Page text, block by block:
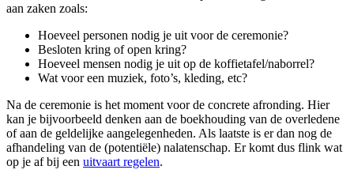
aan zaken zoals:
Hoeveel personen nodig je uit voor de ceremonie?
Besloten kring of open kring?
Hoeveel mensen nodig je uit op de koffietafel/naborrel?
Wat voor een muziek, foto’s, kleding, etc?
Na de ceremonie is het moment voor de concrete afronding. Hier
kan je bijvoorbeeld denken aan de boekhouding van de overledene
of aan de geldelijke aangelegenheden. Als laatste is er dan nog de
afhandeling van de (potentiële) nalatenschap. Er komt dus flink wat
op je af bij een uitvaart regelen.